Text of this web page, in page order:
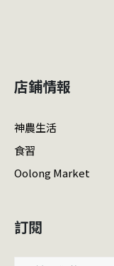
店鋪情報
神農生活
食習
Oolong Market
訂閱